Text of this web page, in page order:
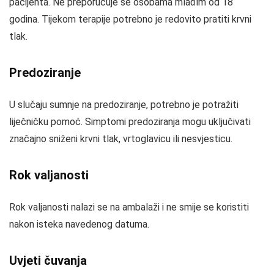
godina. Tijekom terapije potrebno je redovito pratiti krvni
tlak.
Predoziranje
U slučaju sumnje na predoziranje, potrebno je potražiti
liječničku pomoć. Simptomi predoziranja mogu uključivati
značajno sniženi krvni tlak, vrtoglavicu ili nesvjesticu.
Rok valjanosti
Rok valjanosti nalazi se na ambalaži i ne smije se koristiti
nakon isteka navedenog datuma.
Uvjeti čuvanja